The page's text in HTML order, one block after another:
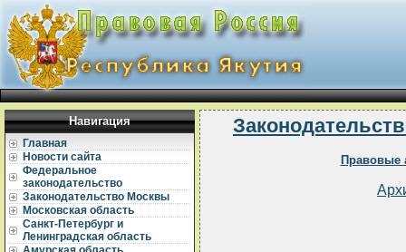
Навигация
Главная
Новости сайта
Федеральное
законодательство
Законодательство Москвы
Московская область
Санкт-Петербург и
Ленинградская область
Правовые